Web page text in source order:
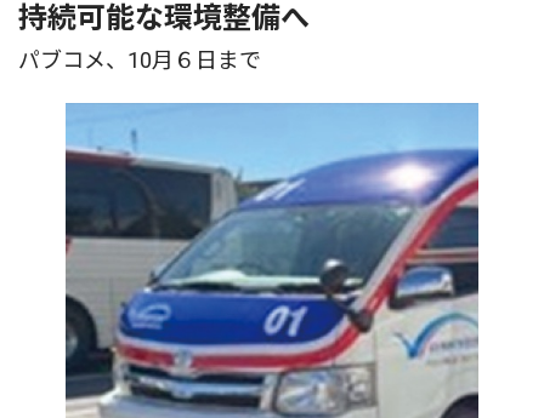
持続可能な環境整備へ
パブコメ、10月６日まで